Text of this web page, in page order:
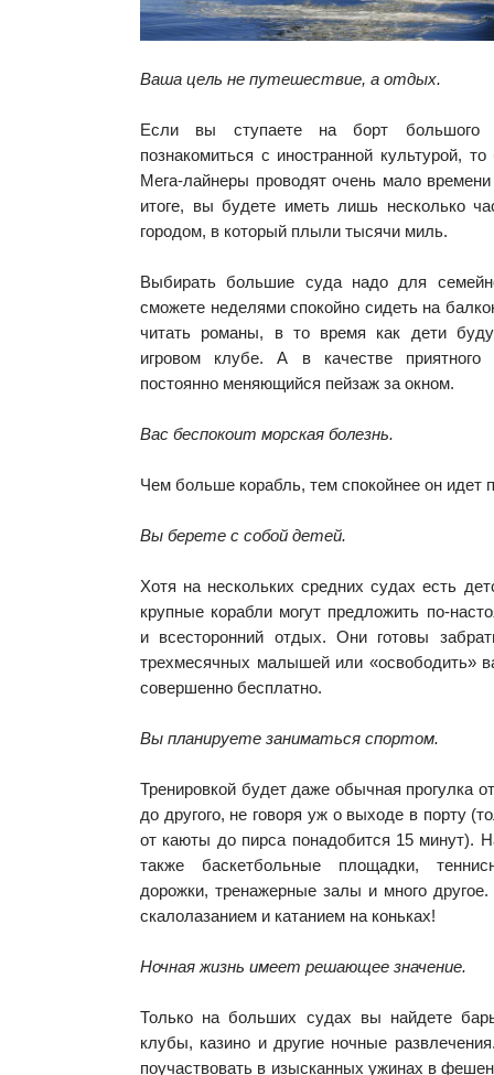
Ваша цель не путешествие, а отдых.
Если вы ступаете на борт большого
познакомиться с иностранной культурой,
Мега-лайнеры проводят очень мало
итоге, вы будете иметь лишь несколько
городом, в который плыли тысячи миль.
Выбирать большие суда надо для
сможете неделями спокойно сидеть на
читать романы, в то время как дети
игровом клубе. А в качестве
постоянно меняющийся пейзаж за окном.
Вас беспокоит морская болезнь.
Чем больше корабль, тем спокойнее он идет
Вы берете с собой детей.
Хотя на нескольких средних судах есть
крупные корабли могут предложить по-
и всесторонний отдых. Они готовы
трехмесячных малышей или «освободить»
совершенно бесплатно.
Вы планируете заниматься спортом.
Тренировкой будет даже обычная прогулка
до другого, не говоря уж о выходе в порту
от каюты до пирса понадобится 15 минут).
также баскетбольные площадки,
дорожки, тренажерные залы и много
скалолазанием и катанием на коньках!
Ночная жизнь имеет решающее значение.
Только на больших судах вы найдете
клубы, казино и другие ночные
поучаствовать в изысканных ужинах в